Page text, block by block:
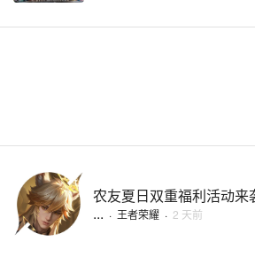
农友夏日双重福利活动来
... · 王者荣耀 · 2 天前